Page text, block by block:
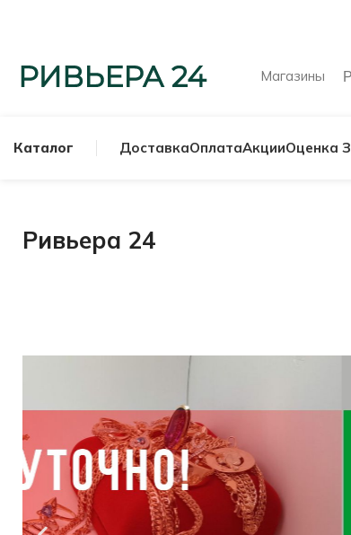
Магазины
Каталог ДоставкаОплатаАкцииОценка
Ривьера 24